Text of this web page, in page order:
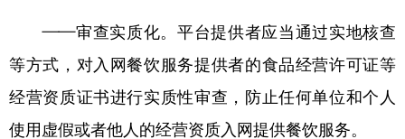
——审查实质化。平台提供者应当通过实地核查
等方式，对入网餐饮服务提供者的食品经营许可证等
经营资质证书进行实质性审查，防止任何单位和个人
使用虚假或者他人的经营资质入网提供餐饮服务。